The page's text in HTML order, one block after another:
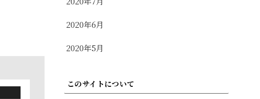
2020年6月
2020年5月
このサイトについて